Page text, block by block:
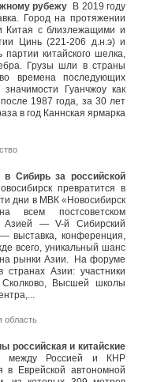
рубежу В 2019 году
Город на протяжении
Китая с близлежащими и
Цинь (221-206 д.н.э) и
китайского шелка,
Грузы шли в страны
времена последующих
Гуанчжоу как
1987 года, за 30 лет
в год Каннская ярмарка
в Сибирь за российской
превратится в
дни в МВК «Новосибирск
всем постсоветском
Азией — V-й Сибирский
выставка, конференция,
всего, уникальный шанс
рынки Азии. На форуме
странах Азии: участники
Сколково, Высшей школы
область
российская и китайские
Россией и КНР
в Еврейской автономной